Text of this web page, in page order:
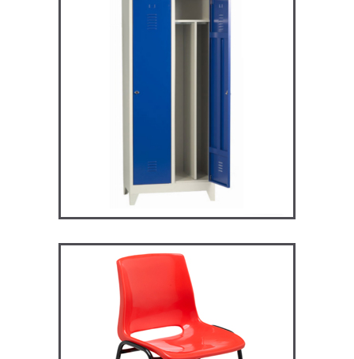
ARV2S – Vestiaire industrie
salissante
ST119 – Rick – Chaise
Primaire, collège et
secondaire
CHAISES ET BANCS